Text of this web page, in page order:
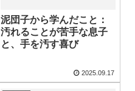
泥団子から学んだこと：
汚れることが苦手な息子
と、手を汚す喜び
2025.09.17